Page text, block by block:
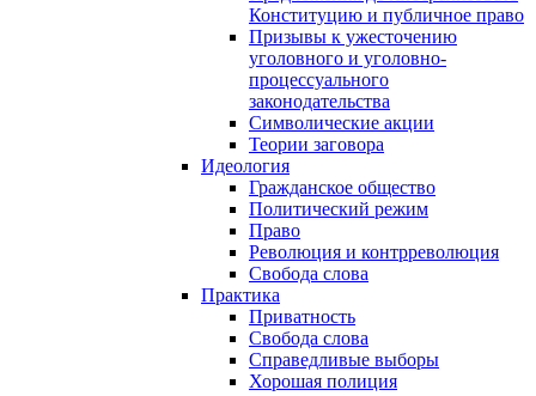
Конституцию и публичное право
Призывы к ужесточению
уголовного и уголовно-
процессуального
законодательства
Символические акции
Теории заговора
Идеология
Гражданское общество
Политический режим
Право
Революция и контрреволюция
Свобода слова
Практика
Приватность
Свобода слова
Справедливые выборы
Хорошая полиция